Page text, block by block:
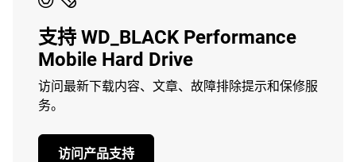
支持 WD_BLACK Performance
Mobile Hard Drive
访问最新下载内容、文章、故障排除提示和保修服
务。
访问产品支持